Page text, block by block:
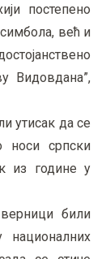
постепено
већ и
Видовдана”,
утисак да се
носи српски
из године у
били